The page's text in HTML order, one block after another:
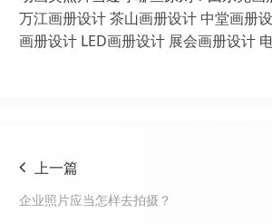
万江画册设计茶山画册设计 中堂画册
画册设计 LED画册设计 展会画册设计
上一篇
企业照片应当怎样去拍摄？